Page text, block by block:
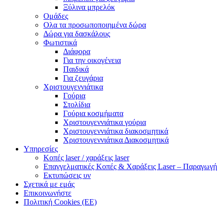
Ξύλινα μπρελόκ
Ομάδες
Ολα τα προσωποποιημένα δώρα
Δώρα για δασκάλους
Φωτιστικά
Διάφορα
Για την οικογένεια
Παιδικά
Για ζευγάρια
Χριστουγεννιάτικα
Γούρια
Στολίδια
Γούρια κοσμήματα
Χριστουγεννιάτικα γούρια
Χριστουγεννιάτικα διακοσμητικά
Χριστουγεννιάτικα Διακοσμητικά
Υπηρεσίες
Κοπές laser / χαράξεις laser
Επαγγελματικές Κοπές & Χαράξεις Laser – Παραγωγή
Εκτυπώσεις υν
Σχετικά με εμάς
Επικοινωνήστε
Πολιτική Cookies (ΕΕ)